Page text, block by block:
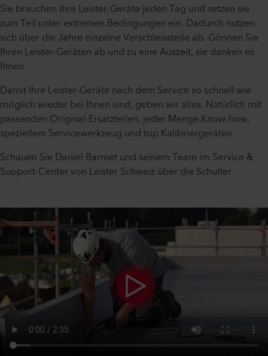
Sie brauchen Ihre Leister-Geräte jeden Tag und setzen sie
zum Teil unter extremen Bedingungen ein. Dadurch nutzen
sich über die Jahre einzelne Verschleissteile ab. Gönnen Sie
Ihren Leister-Geräten ab und zu eine Auszeit, sie danken es
Ihnen.
Damit Ihre Leister-Geräte nach dem Service so schnell wie
möglich wieder bei Ihnen sind, geben wir alles. Natürlich mit
passenden Original-Ersatzteilen, jeder Menge Know-how,
speziellem Servicewerkzeug und top Kalibriergeräten.
Schauen Sie Daniel Barmet und seinem Team im Service &
Support-Center von Leister Schweiz über die Schulter.